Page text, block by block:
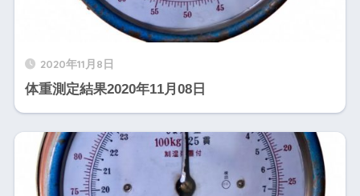
2020年11月8日
体重測定結果2020年11月08日